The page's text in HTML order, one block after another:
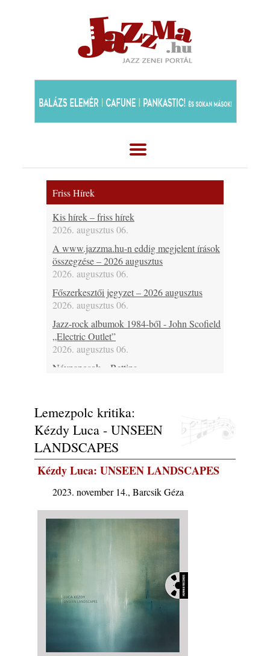
Friss Hírek
Kis hírek – friss hírek
2026. augusztus 06.
A www.jazzma.hu-n eddig megjelent írások
összegzése – 2026 augusztus
2026. augusztus 06.
Főszerkesztői jegyzet – 2026 augusztus
2026. augusztus 06.
Jazz-rock albumok 1984-ből - John Scofield
„Electric Outlet”
2026. augusztus 06.
Névnaposok – Bettina
Bubenyák Zoltán, 46 éves Horváth „Plutó”
József és 60 éves Regina Carter
2026. augusztus 06.
Ma lenne 80 éves Allan Holdsworth
2026. augusztus 06.
Ma 30 éve halt meg Bobby Enriquez
2026. augusztus 06.
Ezen a napon – augusztus 6. (2026)
2026. augusztus 06.
X. BOHÉM JAZZFŐVÁROS fesztivál,
Kecskemét, 2026. augusztus 6-9.: 4 nap, 4
színpad, 10 ország zenészei, 40 óra zene és
2026. augusztus 05.
Magyar Jazz ABC – 541. rész: Juhász
2026. augusztus 05.
Lemezpolc kritika:
Kézdy Luca - UNSEEN
LANDSCAPES
Kézdy Luca: UNSEEN LANDSCAPES
2023. november 14., Barcsik Géza